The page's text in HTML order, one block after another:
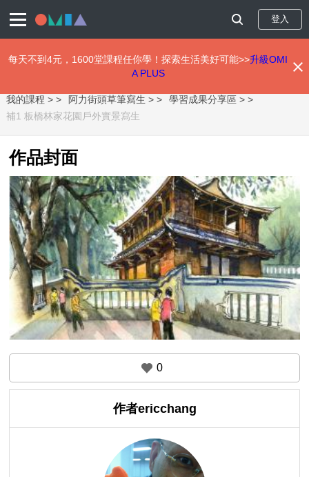
至
主
登入
每天不到4元，1600堂課程任你學！探索生活美好可能>>升級OMI
A PLUS
我的課程 > 阿力街頭草筆寫生 >
學習成果分享區 >
補1 板橋林家花園戶外實景寫生
作品封面
0
作者ericchang